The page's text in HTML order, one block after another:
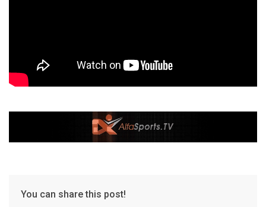
You can share this post!